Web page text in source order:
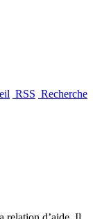
RSS Recherche